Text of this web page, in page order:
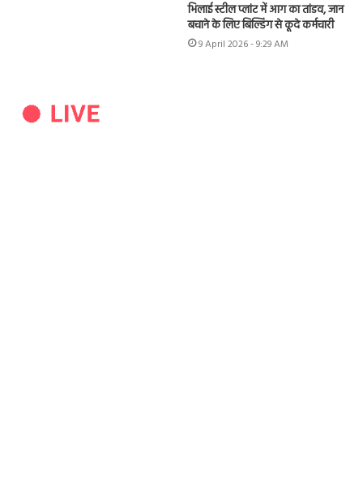
भिलाई स्टील प्लांट में आग का तांडव, जान
बचाने के लिए बिल्डिंग से कूदे कर्मचारी
9 April 2026 - 9:29 AM